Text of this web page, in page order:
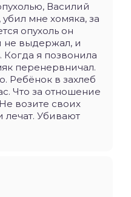
Василий
мне хомяка, за
опухоль он
не выдержал, и
Когда я позвонила
перенервничал.
Ребёнок в захлеб
Что за отношение
возите своих
лечат. Убивают